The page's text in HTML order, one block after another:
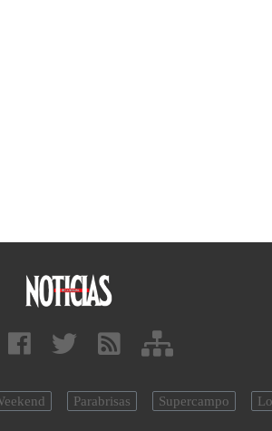
Parabrisas Supercampo